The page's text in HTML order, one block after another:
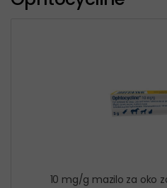
10 mg/g mazilo za oko